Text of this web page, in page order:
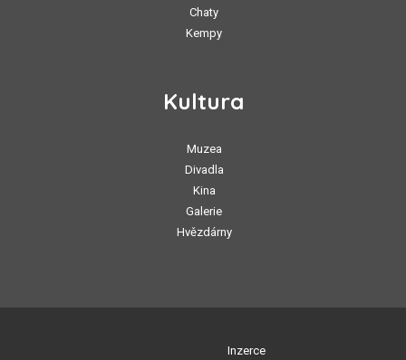
Chaty
Kempy
Kultura
Muzea
Divadla
Kina
Galerie
Hvězdárny
Inzerce